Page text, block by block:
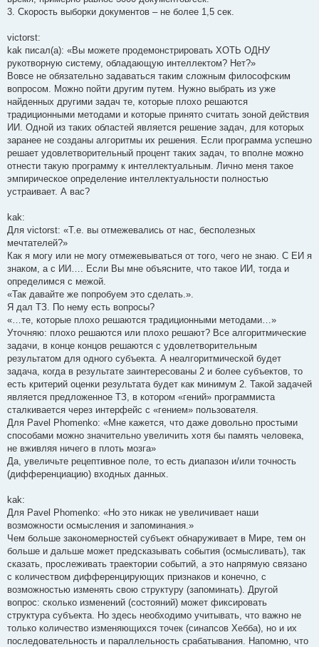
3. Скорость выборки документов – не более 1,5 сек.
victorst:
kak писал(а): «Вы можете продемонстрировать ХОТЬ ОДНУ
рукотворную систему, обладающую интеллектом? Нет?»
Вовсе не обязательно задаваться таким сложным философским
вопросом. Можно пойти другим путем. Нужно выбрать из уже
найденных другими задач те, которые плохо решаются
традиционными методами и которые принято считать зоной действия
ИИ. Одной из таких областей является решение задач, для которых
заранее не созданы алгоритмы их решения. Если программа успешно
решает удовлетворительный процент таких задач, то вполне можно
отнести такую программу к интеллектуальным. Лично меня такое
эмпирическое определение интеллектуальности полностью
устраивает. А вас?
kak:
Для victorst: «Т.е. вы отмежевались от нас, бесполезных
мечтателей?»
Как я могу или не могу отмежевываться от того, чего не знаю. С ЕИ я
знаком, а с ИИ…. Если Вы мне объясните, что такое ИИ, тогда и
определимся с межой.
«Так давайте же попробуем это сделать.».
Я дал ТЗ. По нему есть вопросы?
«…те, которые плохо решаются традиционными методами…»
Уточняю: плохо решаются или плохо решают? Все алгоритмические
задачи, в конце концов решаются с удовлетворительным
результатом для одного субъекта. А неалгоритмической будет
задача, когда в результате заинтересованы 2 и более субъектов, то
есть критерий оценки результата будет как минимум 2. Такой задачей
является предложенное ТЗ, в котором «гений» программиста
сталкивается через интерфейс с «гением» пользователя.
Для Pavel Phomenko: «Мне кажется, что даже довольно простыми
способами можно значительно увеличить хотя бы память человека,
не вживляя ничего в плоть мозга»
Да, увеличьте рецептивное поле, то есть диапазон и/или точность
(дифференциацию) входных данных.
kak:
Для Pavel Phomenko: «Но это никак не увеличивает наши
возможности осмысления и запоминания.»
Чем больше закономерностей субъект обнаруживает в Мире, тем он
больше и дальше может предсказывать события (осмысливать), так
сказать, прослеживать траектории событий, а это напрямую связано
с количеством дифференцирующих признаков и конечно, с
возможностью изменять свою структуру (запоминать). Другой
вопрос: сколько изменений (состояний) может фиксировать
структура субъекта. Но здесь необходимо учитывать, что важно не
только количество изменяющихся точек (синапсов Хебба), но и их
последовательность и параллельность срабатывания. Напомню, что